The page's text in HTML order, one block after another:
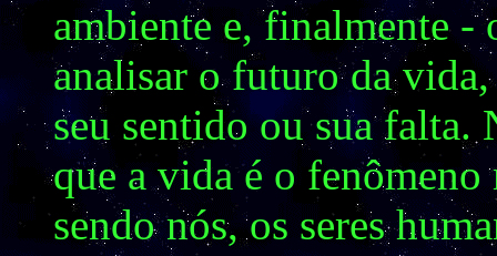
ambiente e, finalmente -
analisar o futuro da
seu sentido ou sua falta.
que a vida é o
sendo nós, os seres